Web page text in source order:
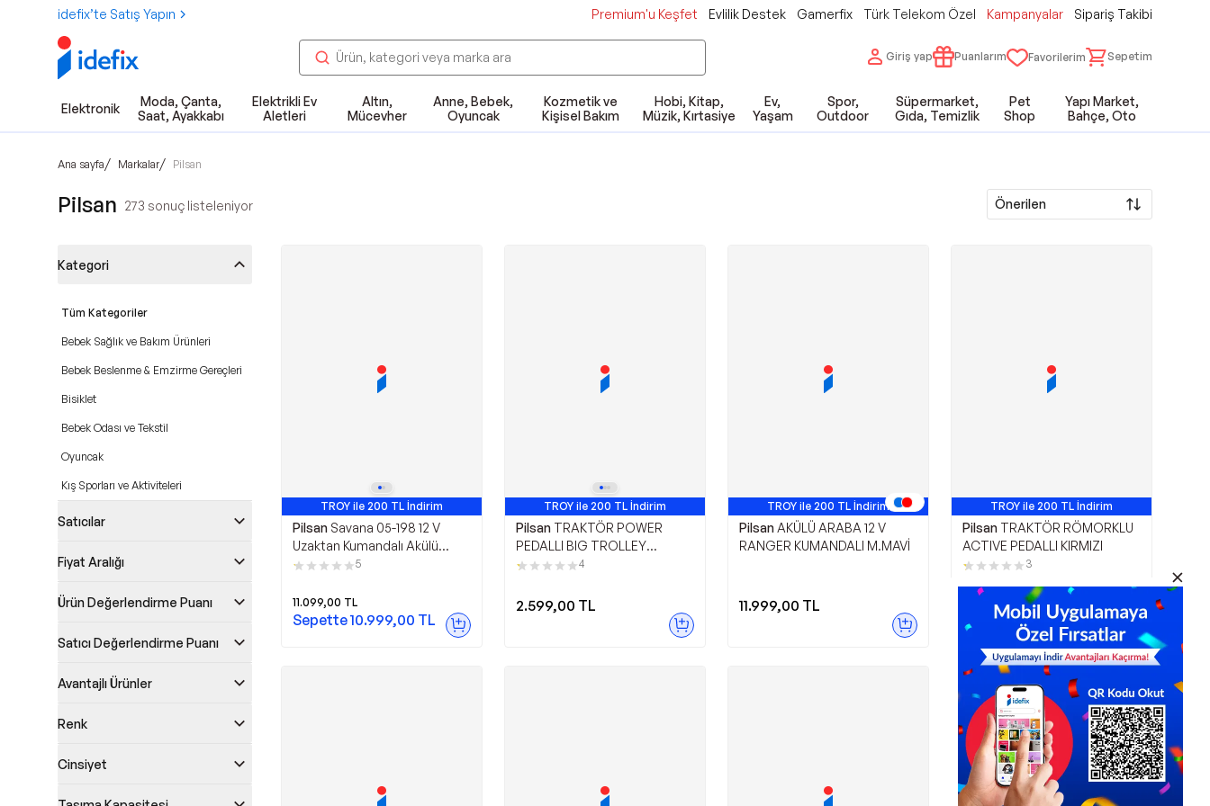
idefix’te Satış Yapın Premium'u Keşfet Evlilik Destek Gamerfix Türk Telekom Özel Kampanyalar Sipariş Takibi
Giriş yap Puanlarım Favorilerim Sepetim
Elektronik
Moda, Çanta,
Saat, Ayakkabı
Elektrikli Ev
Aletleri
Altın,
Mücevher
Anne, Bebek,
Oyuncak
Kozmetik ve
Kişisel Bakım
Hobi, Kitap,
Müzik, Kırtasiye
Ev,
Yaşam
Spor,
Outdoor
Süpermarket,
Gıda, Temizlik
Pet
Shop
Yapı Market,
Bahçe, Oto
Ana sayfa/ Markalar/ Pilsan
Pilsan 273 sonuç listeleniyor Önerilen
Kategori
Tüm Kategoriler
Bebek Sağlık ve Bakım Ürünleri
Bebek Beslenme & Emzirme Gereçleri
Bisiklet
Bebek Odası ve Tekstil
Oyuncak
Kış Sporları ve Aktiviteleri
Satıcılar
Fiyat Aralığı
Ürün Değerlendirme Puanı
Satıcı Değerlendirme Puanı
Avantajlı Ürünler
Renk
Cinsiyet
TROY ile 200 TL İndirim
Pilsan Savana 05-198 12 V
Uzaktan Kumandalı Akülü
Araba
5
11.099,00 TL
Sepette10.999,00 TL
TROY ile 200 TL İndirim
Çok Satan
Pilsan TRAKTÖR POWER
PEDALLI BIG TROLLEY
RÖMORKLU
4
2.599,00 TL
TROY ile 200 TL İndirim
Pilsan AKÜLÜ ARABA 12 V
RANGER KUMANDALI M.MAVİ
11.999,00 TL
TROY ile 200 TL İndirim
Pilsan TRAKTÖR RÖMORKLU
ACTIVE PEDALLI KIRMIZI
3
2.369,00TL